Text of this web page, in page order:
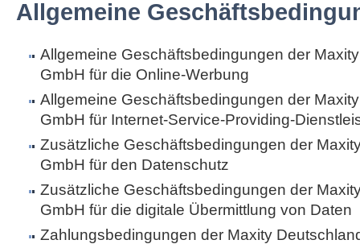
Allgemeine
Allgemeine Geschäftsbedingungen der
GmbH für die Online-Werbung
Allgemeine Geschäftsbedingungen der
GmbH für Internet-Service-Providing-
Zusätzliche Geschäftsbedingungen der
GmbH für den Datenschutz
Zusätzliche Geschäftsbedingungen der
GmbH für die digitale Übermittlung von Daten
Zahlungsbedingungen der Maxity